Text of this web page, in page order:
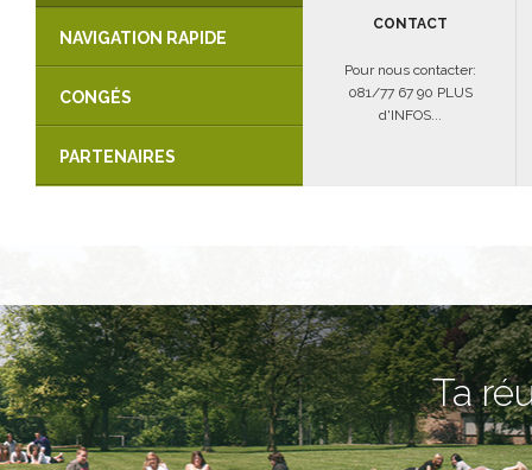
NAVIGATION RAPIDE
CONGÉS
PARTENAIRES
CONTACT
Pour nous contacter:
081/77 67 90 PLUS
d'INFOS...
Ta